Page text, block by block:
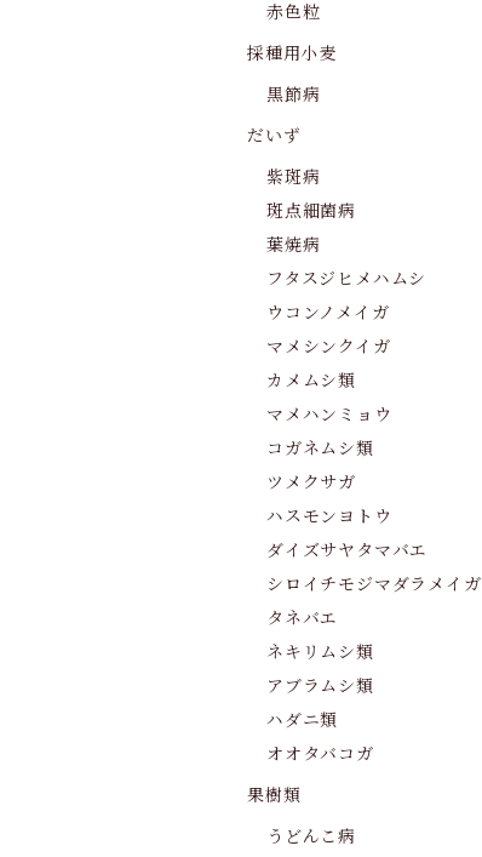
赤色粒
採種用小麦
黒節病
だいず
紫斑病
斑点細菌病
葉焼病
フタスジヒメハムシ
ウコンノメイガ
マメシンクイガ
カメムシ類
マメハンミョウ
コガネムシ類
ツメクサガ
ハスモンヨトウ
ダイズサヤタマバエ
シロイチモジマダラメイガ
タネバエ
ネキリムシ類
アブラムシ類
ハダニ類
オオタバコガ
果樹類
うどんこ病